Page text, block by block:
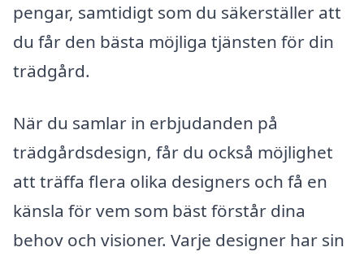
pengar, samtidigt som du säkerställer att
du får den bästa möjliga tjänsten för din
trädgård.
När du samlar in erbjudanden på
trädgårdsdesign, får du också möjlighet
att träffa flera olika designers och få en
känsla för vem som bäst förstår dina
behov och visioner. Varje designer har sin